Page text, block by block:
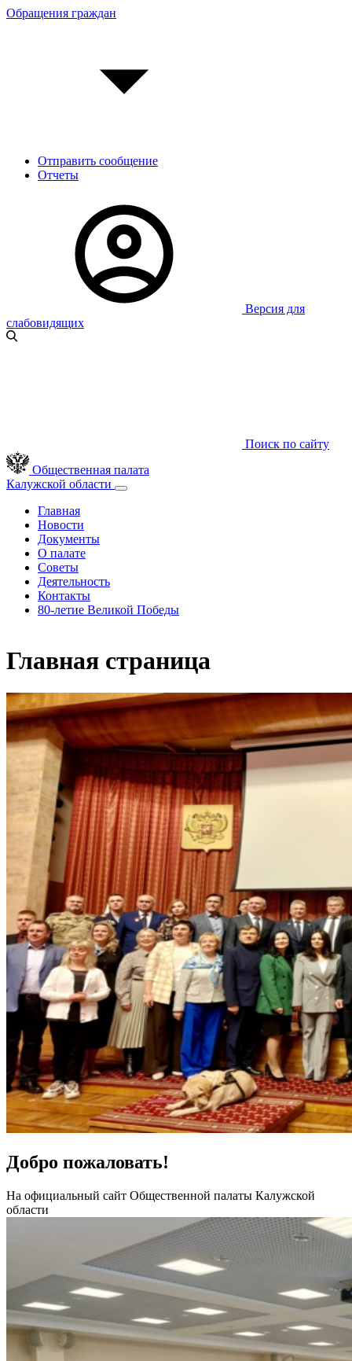
Обращения граждан
Отправить сообщение
Отчеты
Версия для
слабовидящих
Поиск по сайту
Общественная палата
Калужской области
Главная
Новости
Документы
О палате
Советы
Деятельность
Контакты
80-летие Великой Победы
Главная страница
Добро пожаловать!
На официальный сайт Общественной палаты Калужской
области